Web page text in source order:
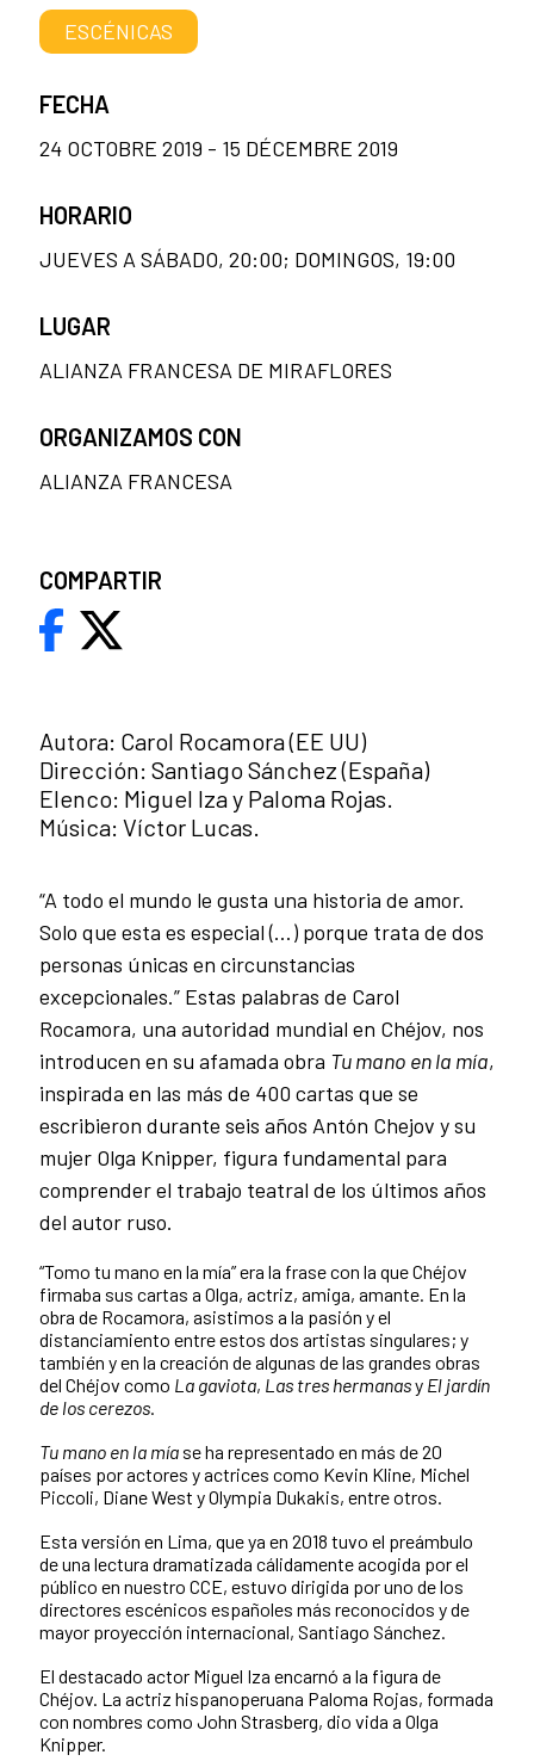
Autora: Carol Rocamora (EE UU)
Dirección: Santiago Sánchez (España)
Elenco: Miguel Iza y Paloma Rojas.
Música: Víctor Lucas.
“A todo el mundo le gusta una historia de amor.
Solo que esta es especial (…) porque trata de dos
personas únicas en circunstancias
excepcionales.” Estas palabras de Carol
Rocamora, una autoridad mundial en Chéjov, nos
introducen en su afamada obra Tu mano en la mía,
inspirada en las más de 400 cartas que se
escribieron durante seis años Antón Chejov y su
mujer Olga Knipper, figura fundamental para
comprender el trabajo teatral de los últimos años
del autor ruso.
“Tomo tu mano en la mía” era la frase con la que Chéjov
firmaba sus cartas a Olga, actriz, amiga, amante. En la
obra de Rocamora, asistimos a la pasión y el
distanciamiento entre estos dos artistas singulares; y
también y en la creación de algunas de las grandes obras
del Chéjov como La gaviota, Las tres hermanasy El jardín
de los cerezos.
Tu mano en la mía se ha representado en más de 20
países por actores y actrices como Kevin Kline, Michel
Piccoli, Diane West y Olympia Dukakis, entre otros.
Esta versión en Lima, que ya en 2018 tuvo el preámbulo
de una lectura dramatizada cálidamente acogida por el
público en nuestro CCE, estuvo dirigida por uno de los
directores escénicos españoles más reconocidos y de
mayor proyección internacional, Santiago Sánchez.
El destacado actor Miguel Iza encarnó a la figura de
Chéjov. La actriz hispanoperuana Paloma Rojas, formada
con nombres como John Strasberg, dio vida a Olga
Knipper.
ESCÉNICAS
FECHA
24 OCTOBRE 2019 - 15 DÉCEMBRE 2019
HORARIO
JUEVES A SÁBADO, 20:00; DOMINGOS, 19:00
LUGAR
ALIANZA FRANCESA DE MIRAFLORES
ORGANIZAMOS CON
ALIANZA FRANCESA
COMPARTIR